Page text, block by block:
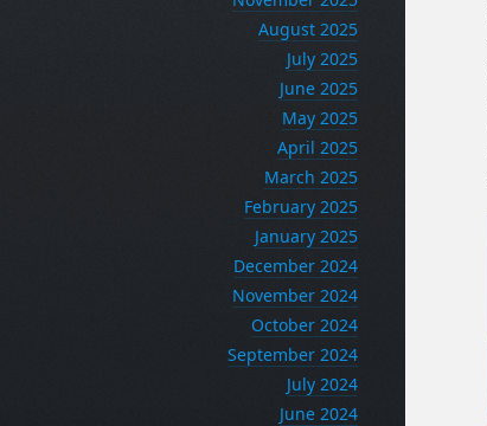
August 2025
July 2025
June 2025
May 2025
April 2025
March 2025
February 2025
January 2025
December 2024
November 2024
October 2024
September 2024
July 2024
June 2024